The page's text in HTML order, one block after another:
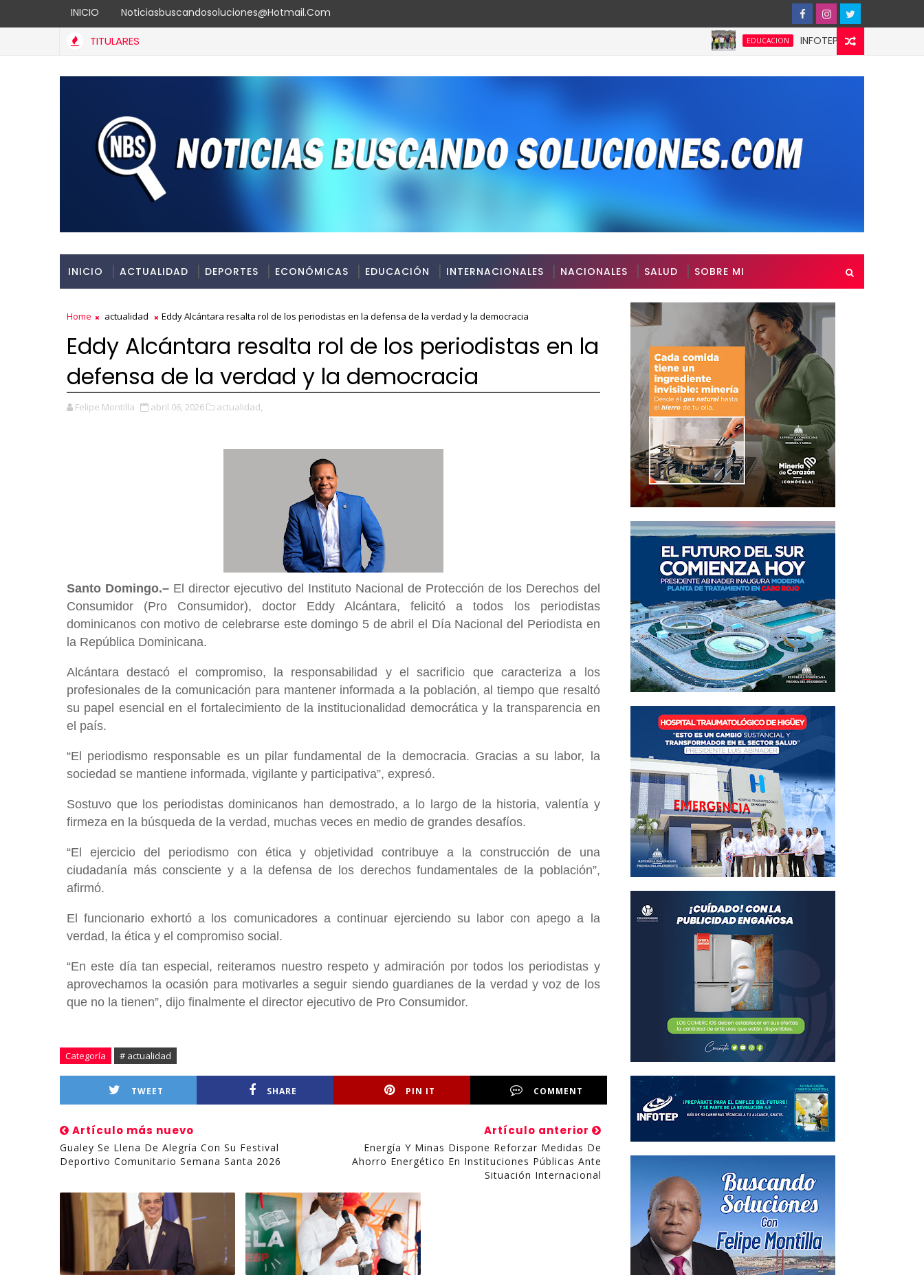
INICIO Noticiasbuscandosoluciones@hotmail.com
TITULARES EDUCACION INFOTEP fortalece la cultura
INICIO ACTUALIDAD DEPORTES ECONÓMICAS EDUCACIÓN INTERNACIONALES NACIONALES SALUD SOBRE MI
Home actualidad Eddy Alcántara resalta rol de los periodistas en la defensa de la verdad y la democracia
Eddy Alcántara resalta rol de los periodistas en la
defensa de la verdad y la democracia
Felipe Montilla abril 06, 2026 actualidad,
Santo Domingo.– El director ejecutivo del Instituto Nacional de Protección de los Derechos del
Consumidor (Pro Consumidor), doctor Eddy Alcántara, felicitó a todos los periodistas
dominicanos con motivo de celebrarse este domingo 5 de abril el Día Nacional del Periodista en
la República Dominicana.
Alcántara destacó el compromiso, la responsabilidad y el sacrificio que caracteriza a los
profesionales de la comunicación para mantener informada a la población, al tiempo que resaltó
su papel esencial en el fortalecimiento de la institucionalidad democrática y la transparencia en
el país.
“El periodismo responsable es un pilar fundamental de la democracia. Gracias a su labor, la
sociedad se mantiene informada, vigilante y participativa”, expresó.
Sostuvo que los periodistas dominicanos han demostrado, a lo largo de la historia, valentía y
firmeza en la búsqueda de la verdad, muchas veces en medio de grandes desafíos.
“El ejercicio del periodismo con ética y objetividad contribuye a la construcción de una
ciudadanía más consciente y a la defensa de los derechos fundamentales de la población”,
afirmó.
El funcionario exhortó a los comunicadores a continuar ejerciendo su labor con apego a la
verdad, la ética y el compromiso social.
“En este día tan especial, reiteramos nuestro respeto y admiración por todos los periodistas y
aprovechamos la ocasión para motivarles a seguir siendo guardianes de la verdad y voz de los
que no la tienen”, dijo finalmente el director ejecutivo de Pro Consumidor.
Categoría # actualidad
TWEET SHARE PIN IT COMMENT
Artículo más nuevo
Gualey Se Llena De Alegría Con Su Festival
Deportivo Comunitario Semana Santa 2026
Artículo anterior
Energía Y Minas Dispone Reforzar Medidas De
Ahorro Energético En Instituciones Públicas Ante
Situación Internacional